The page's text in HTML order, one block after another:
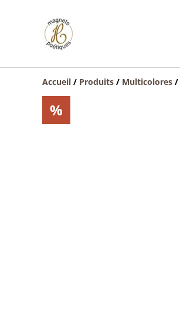
Accueil / Produits / Multicolores /
%